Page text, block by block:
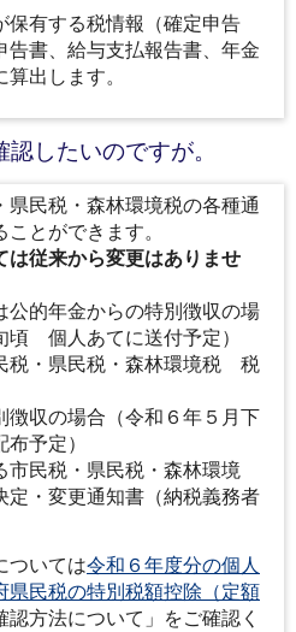
保有する税情報（確定申告
告書、給与支払報告書、年金
出します。
したいのですが。
県民税・森林環境税の各種通
とができます。
従来から変更はありませ
公的年金からの特別徴収の場
頃 個人あてに送付予定）
・県民税・森林環境税 税
徴収の場合（令和６年５月下
予定）
民税・県民税・森林環境
・変更通知書（納税義務者
ついては令和６年度分の個人
県民税の特別税額控除（定額
認方法について」をご確認く